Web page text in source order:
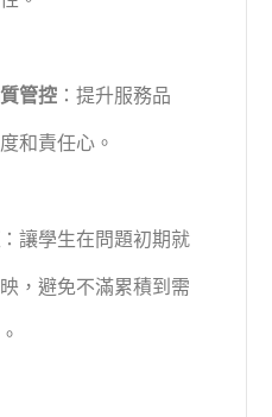
管控：提升服務品
和責任心。
：讓學生在問題初期就
，避免不滿累積到需